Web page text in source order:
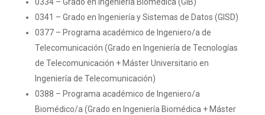
0341 – Grado en Ingeniería y Sistemas de Datos (GISD)
0377 – Programa académico de Ingeniero/a de
Telecomunicación (Grado en Ingeniería de Tecnologías
de Telecomunicación + Máster Universitario en
Ingeniería de Telecomunicación)
0388 – Programa académico de Ingeniero/a
Biomédico/a (Grado en Ingeniería Biomédica + Máster